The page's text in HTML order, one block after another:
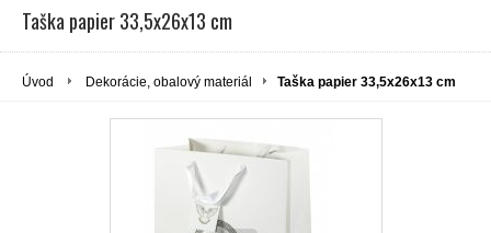
Taška papier 33,5x26x13 cm
Úvod Dekorácie, obalový materiál Taška papier 33,5x26x13 cm